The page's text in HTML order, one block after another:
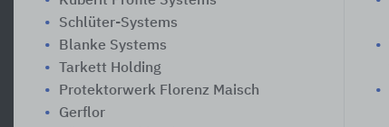
Schlüter-Systems
Blanke Systems
Tarkett Holding
Protektorwerk Florenz Maisch
Gerflor